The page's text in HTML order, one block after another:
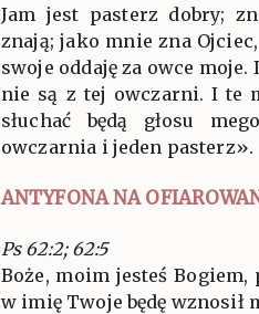
Jam jest pasterz dobry;
znają; jako mnie zna
swoje oddaję za owce
nie są z tej owczarni. I te
słuchać będą głosu
owczarnia i jeden pasterz».
ANTYFONA NA
Ps 62:2; 62:5
Boże, moim jesteś
w imię Twoje będę wznosił